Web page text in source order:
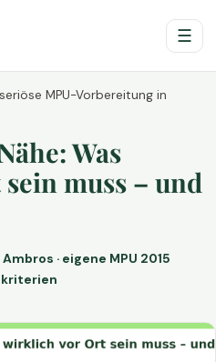
☰
MPU-Vorbereitung in
Was
muss – und
Ambros · eigene MPU 2015